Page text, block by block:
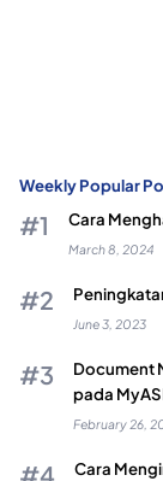
Weekly Popular
Cara
March 8, 2024
June 3, 2023
Document
pada
February 26,
Cara